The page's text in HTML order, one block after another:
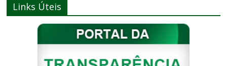
Links Úteis